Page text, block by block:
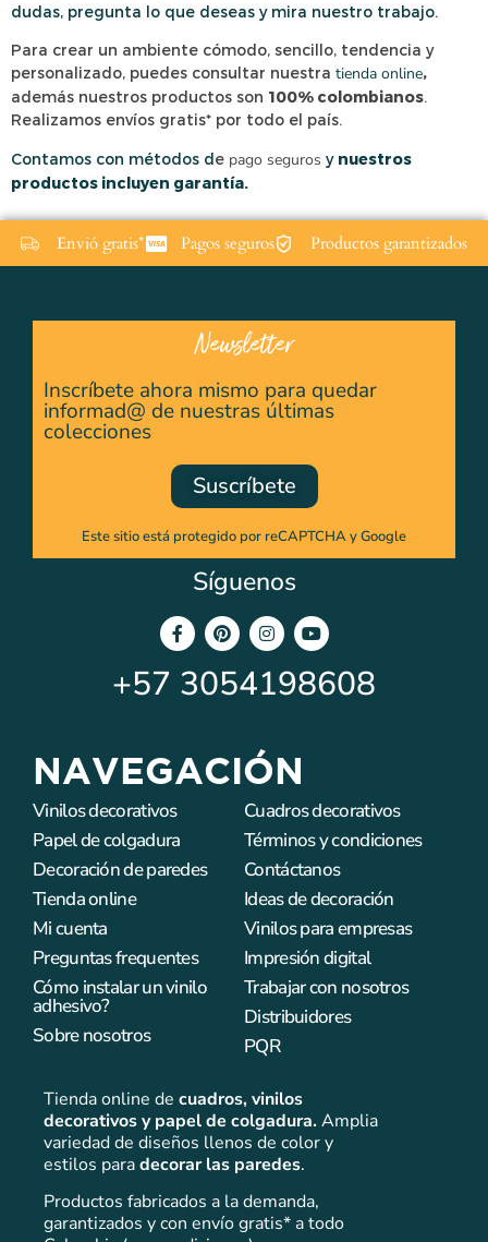
dudas, pregunta lo que deseas y mira nuestro trabajo.
Para crear un ambiente cómodo, sencillo, tendencia y
personalizado, puedes consultar nuestra tienda online,
además nuestros productos son 100% colombianos.
Realizamos envíos gratis* por todo el país.
Contamos con métodos de pago seguros y nuestros
productos incluyen garantía.
Envió gratis* Pagos seguros Productos garantizados
Tienda online de cuadros,vinilos
decorativos y papel de colgadura.Amplia
variedad de diseños llenos de color y
estilos paradecorar las paredes.
Productos fabricados a la demanda,
garantizados y con envío gratis* a todo
NAVEGACIÓN
Vinilos decorativos
Papel de colgadura
Decoración de paredes
Tienda online
Mi cuenta
Preguntas frequentes
Cómo instalar un vinilo
adhesivo?
Sobre nosotros
Cuadros decorativos
Términos y condiciones
Contáctanos
Ideas de decoración
Vinilos para empresas
Impresión digital
Trabajar con nosotros
Distribuidores
PQR
Newsletter
Inscríbete ahora mismo para quedar
informad@ de nuestras últimas
colecciones
Suscríbete
Este sitio está protegido por reCAPTCHA y Google
Síguenos
+57 3054198608